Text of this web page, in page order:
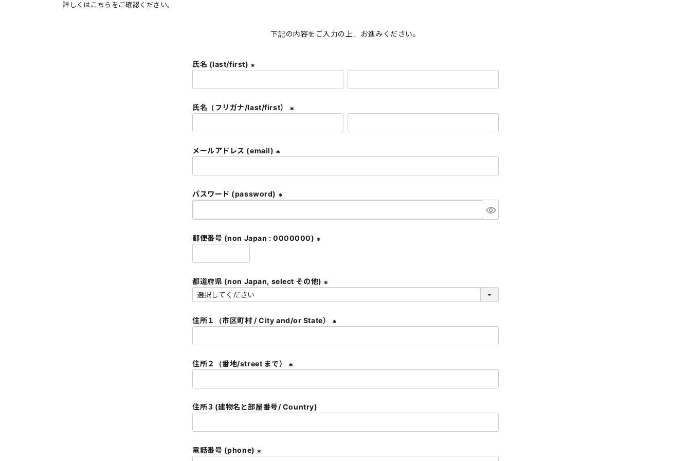
詳しくはこちら をご確認ください。
下記の内容をご入力の上、お進みください。
氏名 (last/first)
必
)
氏名（フリガナ/last/first）
必
)
メールアドレス (email)
必
)
パスワード (password)
必
須
郵便番号 (non Japan : 0000000)
須
)
都道府県 (non Japan, select その他)
須
住所１（市区町村 / City and/or State）
必
)
住所２（番地/street まで）
必
)
住所３(建物名と部屋番号/ Country)
電話番号 (phone)